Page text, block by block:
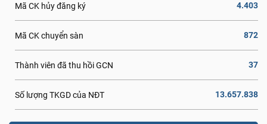
Mã CK hủy đăng ký 4.403
Mã CK chuyển sàn 872
Thành viên đã thu hồi GCN 37
Số lượng TKGD của NĐT 13.657.838